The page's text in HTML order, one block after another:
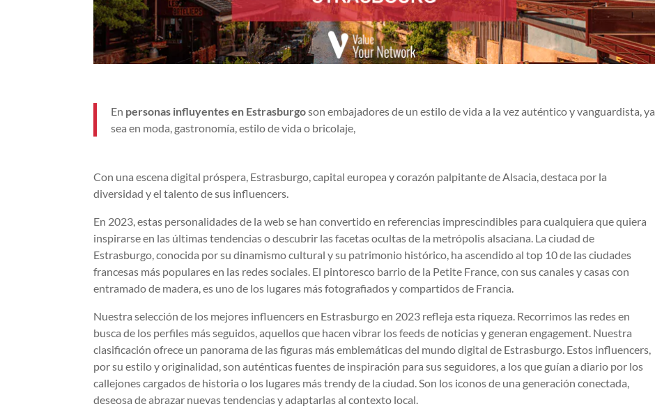
En personas influyentes en Estrasburgoson embajadores de un estilo de vida a la vez auténtico y vanguardista, ya
sea en moda, gastronomía, estilo de vida o bricolaje,
Con una escena digital próspera, Estrasburgo, capital europea y corazón palpitante de Alsacia, destaca por la
diversidad y el talento de sus influencers.
En 2023, estas personalidades de la web se han convertido en referencias imprescindibles para cualquiera que quiera
inspirarse en las últimas tendencias o descubrir las facetas ocultas de la metrópolis alsaciana. La ciudad de
Estrasburgo, conocida por su dinamismo cultural y su patrimonio histórico, ha ascendido al top 10 de las ciudades
francesas más populares en las redes sociales. El pintoresco barrio de la Petite France, con sus canales y casas con
entramado de madera, es uno de los lugares más fotografiados y compartidos de Francia.
Nuestra selección de los mejores influencers en Estrasburgo en 2023 refleja esta riqueza. Recorrimos las redes en
busca de los perfiles más seguidos, aquellos que hacen vibrar los feeds de noticias y generan engagement. Nuestra
clasificación ofrece un panorama de las figuras más emblemáticas del mundo digital de Estrasburgo. Estos influencers,
por su estilo y originalidad, son auténticas fuentes de inspiración para sus seguidores, a los que guían a diario por los
callejones cargados de historia o los lugares más trendy de la ciudad. Son los iconos de una generación conectada,
deseosa de abrazar nuevas tendencias y adaptarlas al contexto local.